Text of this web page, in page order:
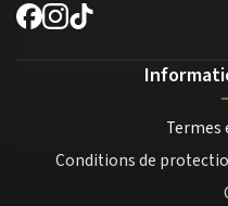
Conditions de